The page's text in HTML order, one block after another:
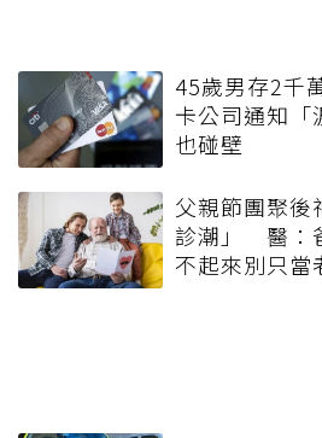
45歲男存2千
卡公司通知「
也碰壁
父親節團聚後
診潮」 醫：
不起來別只當